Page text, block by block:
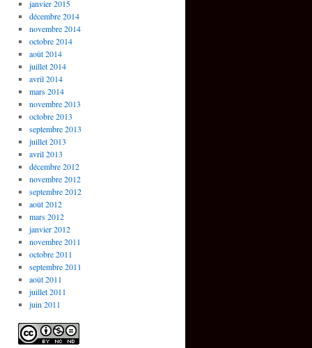
janvier 2015
décembre 2014
novembre 2014
octobre 2014
août 2014
juillet 2014
avril 2014
mars 2014
novembre 2013
octobre 2013
septembre 2013
juillet 2013
avril 2013
décembre 2012
novembre 2012
septembre 2012
août 2012
mars 2012
janvier 2012
novembre 2011
octobre 2011
septembre 2011
août 2011
juillet 2011
juin 2011